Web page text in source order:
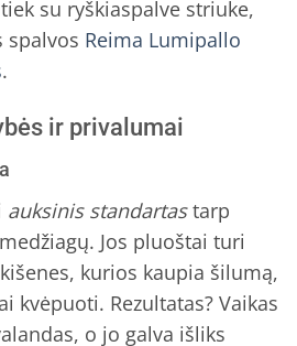
su ryškiaspalve striuke,
spalvos Reima Lumipallo
.
ir privalumai
auksinis standartastarp
Jos pluoštai turi
kurios kaupia šilumą,
kvėpuoti. Rezultatas? Vaikas
o jo galva išliks